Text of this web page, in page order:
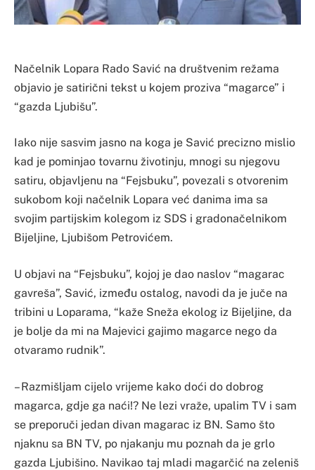
Načelnik Lopara Rado Savić na društvenim režama
objavio je satirični tekst u kojem proziva “magarce” i
“gazda Ljubišu”.
Iako nije sasvim jasno na koga je Savić precizno mislio
kad je pominjao tovarnu životinju, mnogi su njegovu
satiru, objavljenu na “Fejsbuku”, povezali s otvorenim
sukobom koji načelnik Lopara već danima ima sa
svojim partijskim kolegom iz SDS i gradonačelnikom
Bijeljine, Ljubišom Petrovićem.
U objavi na “Fejsbuku”, kojoj je dao naslov “magarac
gavreša”, Savić, između ostalog, navodi da je juče na
tribini u Loparama, “kaže Sneža ekolog iz Bijeljine, da
je bolje da mi na Majevici gajimo magarce nego da
otvaramo rudnik”.
– Razmišljam cijelo vrijeme kako doći do dobrog
magarca, gdje ga naći!? Ne lezi vraže, upalim TV i sam
se preporuči jedan divan magarac iz BN. Samo što
njaknu sa BN TV, po njakanju mu poznah da je grlo
gazda Ljubišino. Navikao taj mladi magarčić na zeleniš